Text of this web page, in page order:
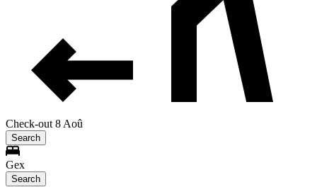
Check-out 8 Aoû
Search
Gex
Search